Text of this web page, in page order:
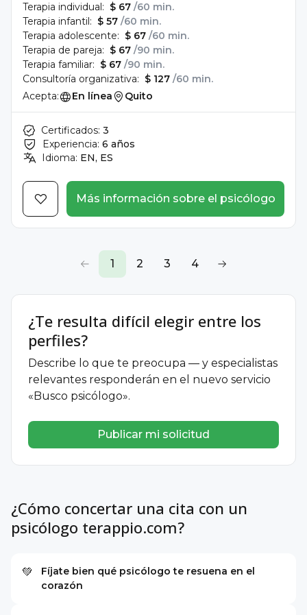
Terapia individual: $ 67 /60 min.
Terapia infantil: $ 57 /60 min.
Terapia adolescente: $ 67 /60 min.
Terapia de pareja: $ 67 /90 min.
Terapia familiar: $ 67 /90 min.
Consultoría organizativa: $ 127 /60 min.
Acepta:
En línea Quito
Certificados: 3
Experiencia: 6 años
Idioma: EN, ES
Más información sobre el psicólogo
1 2 3 4
¿Te resulta difícil elegir entre los
perfiles?
Describe lo que te preocupa — y especialistas
relevantes responderán en el nuevo servicio
«Busco psicólogo».
Publicar mi solicitud
¿Cómo concertar una cita con un
psicólogo terappio.com?
💚
Fíjate bien qué psicólogo te resuena en el
corazón